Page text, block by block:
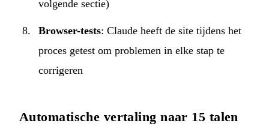
volgende sectie)
Browser-tests: Claude heeft de site tijdens het
proces getest om problemen in elke stap te
corrigeren
Automatische vertaling naar 15 talen